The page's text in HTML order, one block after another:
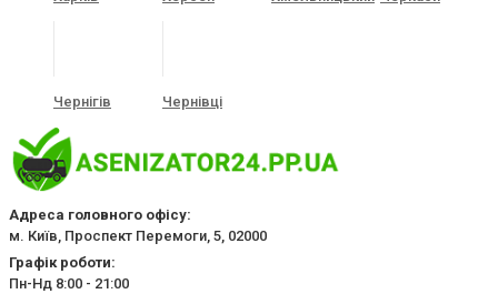
Чернігів Чернівці
Адреса головного офісу:
м. Київ, Проспект Перемоги, 5, 02000
Графік роботи:
Пн-Нд 8:00 - 21:00